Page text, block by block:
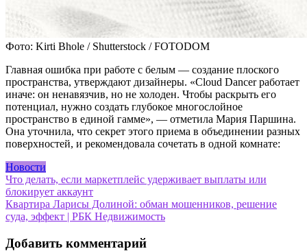
Фото: Kirti Bhole / Shutterstock / FOTODOM
Главная ошибка при работе с белым — создание плоского
пространства, утверждают дизайнеры. «Cloud Dancer работает
иначе: он ненавязчив, но не холоден. Чтобы раскрыть его
потенциал, нужно создать глубокое многослойное
пространство в единой гамме», — отметила Мария Паршина.
Она уточнила, что секрет этого приема в объединении разных
поверхностей, и рекомендовала сочетать в одной комнате:
Новости
Навигация
по
записям
Что делать, если маркетплейс удерживает выплаты или
блокирует аккаунт
Квартира Ларисы Долиной: обман мошенников, решение
суда, эффект | РБК Недвижимость
Добавить комментарий